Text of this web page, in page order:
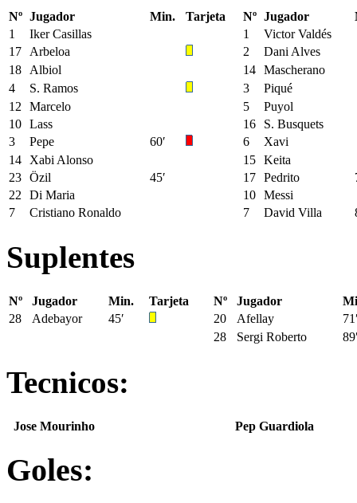
Nº Jugador Min. Tarjeta Nº Jugador
1
Iker Casillas 1
Victor Valdés
17
Arbeloa 2
Dani Alves
18
Albiol 14 Mascherano
4
S. Ramos 3
Piqué
12
Marcelo 5
Puyol
10 Lass 16
S. Busquets
3
Pepe 60′ 6
Xavi
14
Xabi Alonso 15 Keita
23 Özil 45′ 17 Pedrito
22
Di Maria 10 Messi
7
Cristiano Ronaldo 7 David Villa
Suplentes
Nº Jugador Min. Tarjeta Nº Jugador
28
Adebayor 45′ 20 Afellay
28
Sergi Roberto
Tecnicos:
Jose Mourinho Pep Guardiola
Goles: